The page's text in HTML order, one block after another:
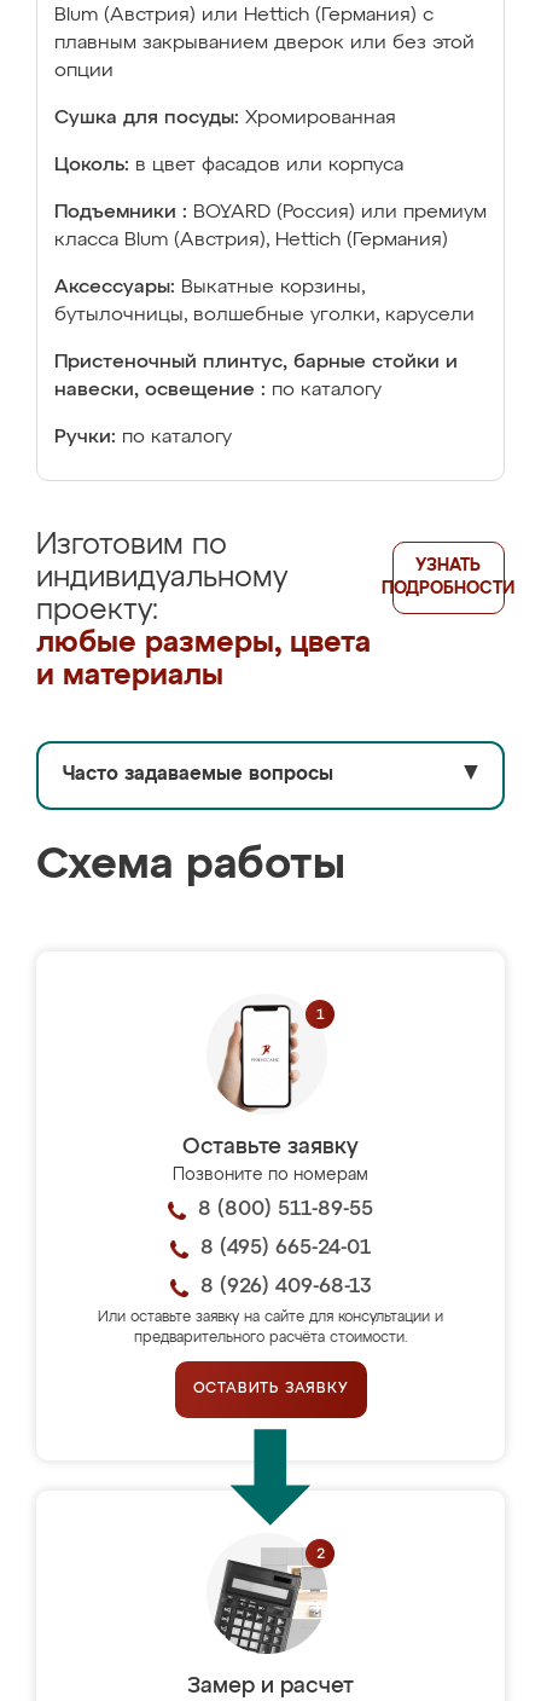
Blum (Австрия) или Hettich (Германия) с
плавным закрыванием дверок или без этой
опции
Сушка для посуды: Хромированная
Цоколь: в цвет фасадов или корпуса
Подъемники : BOYARD (Россия) или премиум
класса Blum (Австрия), Hettich (Германия)
Аксессуары: Выкатные корзины,
бутылочницы, волшебные уголки, карусели
Пристеночный плинтус, барные стойки и
навески, освещение : по каталогу
Ручки: по каталогу
Изготовим по
индивидуальному
проекту:
любые размеры, цвета
и материалы
УЗНАТЬ
ПОДРОБНОСТИ
Часто задаваемые вопросы ▼
Схема работы
Оставьте заявку
Позвоните по номерам
8 (800) 511-89-55
8 (495) 665-24-01
8 (926) 409-68-13
Или оставьте заявку на сайте для консультации и
предварительного расчёта стоимости.
ОСТАВИТЬ ЗАЯВКУ
Замер и расчет